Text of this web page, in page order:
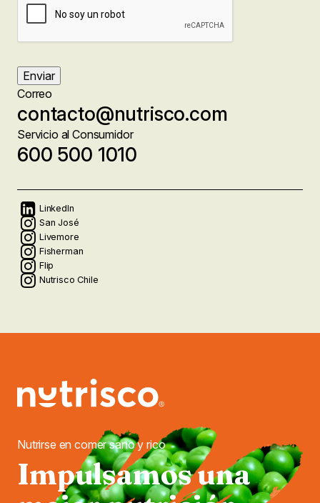
Enviar
Correo
contacto@nutrisco.com
Servicio al Consumidor
600 500 1010
Redes
sociales
LinkedIn
San José
Livemore
Fisherman
Flip
Nutrisco Chile
Nutrirse en comer sano y rico
Impulsamos una